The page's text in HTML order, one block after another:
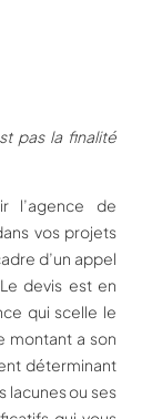
pas la finalité
l’agence de
vos projets
d’un appel
devis est en
qui scelle le
montant a son
déterminant
lacunes ou ses